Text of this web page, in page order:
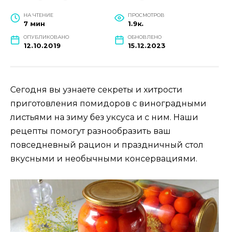
НА ЧТЕНИЕ
7 мин
ПРОСМОТРОВ
1.9к.
ОПУБЛИКОВАНО
12.10.2019
ОБНОВЛЕНО
15.12.2023
Сегодня вы узнаете секреты и хитрости
приготовления помидоров с виноградными
листьями на зиму без уксуса и с ним. Наши
рецепты помогут разнообразить ваш
повседневный рацион и праздничный стол
вкусными и необычными консервациями.